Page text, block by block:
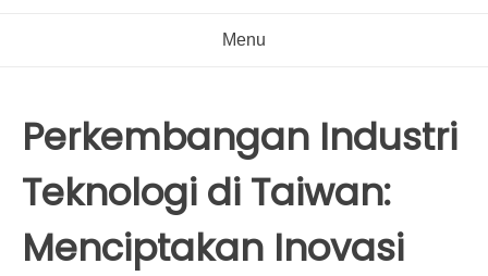
Menu
Perkembangan Industri
Teknologi di Taiwan:
Menciptakan Inovasi